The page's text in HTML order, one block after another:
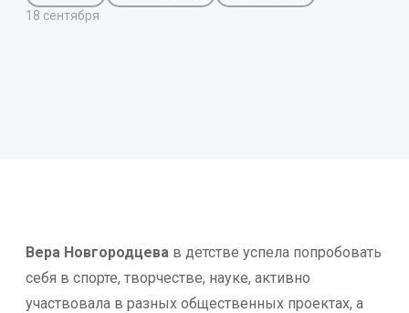
18 сентября
Вера Новгородцева в детстве успела попробовать
себя в спорте, творчестве, науке, активно
участвовала в разных общественных проектах, а